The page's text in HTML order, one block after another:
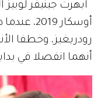
أبهرت جينيفر
أوسكار
رودريغيز، وخطفا
أنهما انفصلا في بداية